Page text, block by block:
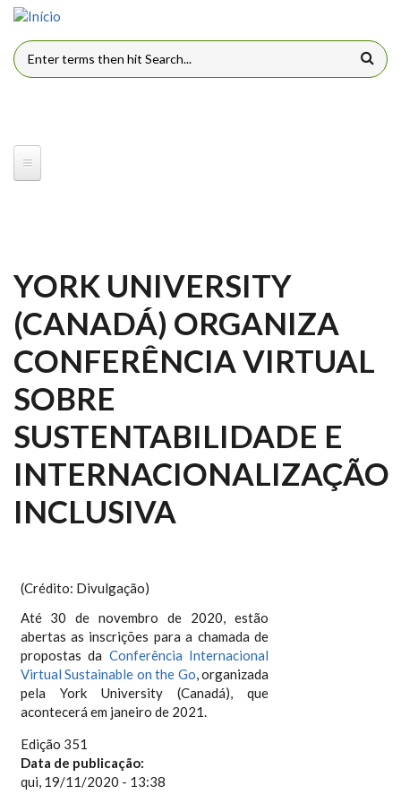
Pular para o conteúdo principal
FORMULÁRIO DE BUSCA
YORK UNIVERSITY
(CANADÁ) ORGANIZA
CONFERÊNCIA VIRTUAL
SOBRE
SUSTENTABILIDADE E
INTERNACIONALIZAÇÃO
INCLUSIVA
(Crédito: Divulgação)
Até 30 de novembro de 2020, estão
abertas as inscrições para a chamada de
propostas da Conferência Internacional
Virtual Sustainable on the Go, organizada
pela York University (Canadá), que
acontecerá em janeiro de 2021.
Edição 351
Data de publicação:
qui, 19/11/2020 - 13:38